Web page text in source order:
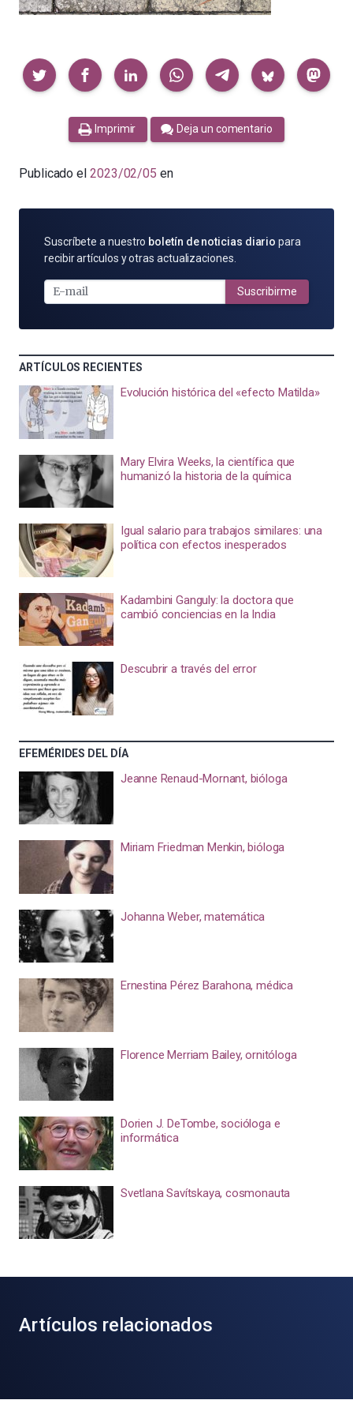
Compartir
Imprimir Deja un comentario
Publicado el 2023/02/05 en
SUSCRÍBETE
POR
MAIL
Suscríbete a nuestro boletín de noticias diario para
recibir artículos y otras actualizaciones.
Suscribirme
ARTÍCULOS RECIENTES
Evolución histórica del «efecto Matilda»
Mary Elvira Weeks, la científica que
humanizó la historia de la química
Igual salario para trabajos similares: una
política con efectos inesperados
Kadambini Ganguly: la doctora que
cambió conciencias en la India
Descubrir a través del error
EFEMÉRIDES DEL DÍA
Jeanne Renaud-Mornant, bióloga
Miriam Friedman Menkin, bióloga
Johanna Weber, matemática
Ernestina Pérez Barahona, médica
Florence Merriam Bailey, ornitóloga
Dorien J. DeTombe, socióloga e
informática
Svetlana Savítskaya, cosmonauta
Artículos relacionados